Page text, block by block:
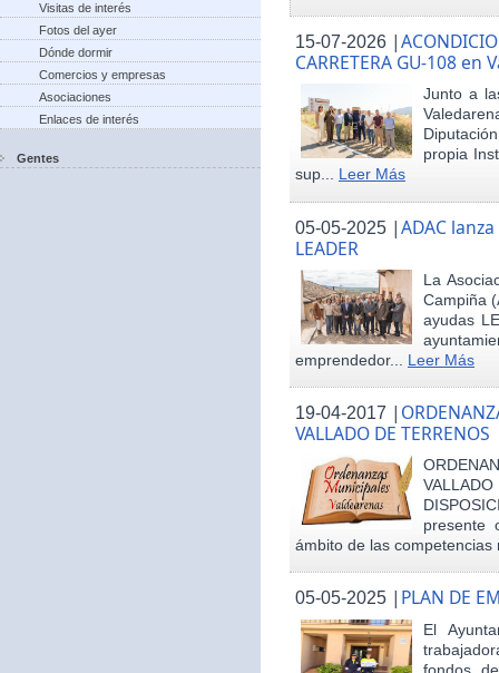
Visitas de interés
Fotos del ayer
Dónde dormir
Comercios y empresas
Asociaciones
Enlaces de interés
Gentes
15-07-2026 |
CARRETERA GU-108 en
Junto a
propia
sup... Leer Más
05-05-2025 |ADAC
LEADER
La
Campiña
ayudas
emprendedor... Leer Más
19-04-2017 |
VALLADO DE TERRENOS
presente
ámbito de las
05-05-2025 | PLAN DE
El